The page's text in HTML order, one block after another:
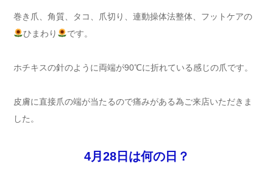
巻き爪、角質、タコ、爪切り、連動操体法整体、フットケアの
ひまわり
です。
ホチキスの針のように両端が90℃に折れている感じの爪です。
皮膚に直接爪の端が当たるので痛みがある為ご来店いただきま
した。
4月28日は何の日？